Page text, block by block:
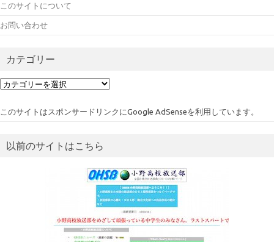
このサイトについて
お問い合わせ
カテゴリー
カ
リ
このサイトはスポンサードリンクにGoogle AdSenseを利用しています。
以前のサイトはこちら